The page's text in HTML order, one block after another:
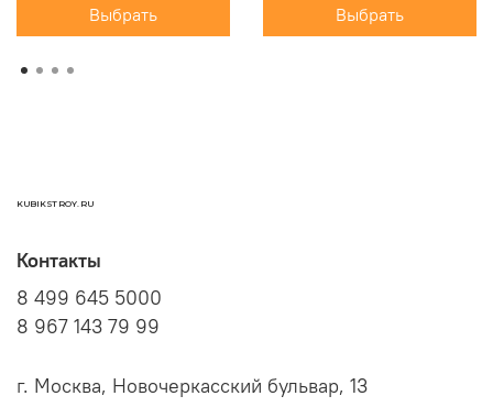
Выбрать Выбрать
KUBIKSTROY.RU
Контакты
8 499 645 5000
8 967 143 79 99
г. Москва, Новочеркасский бульвар, 13